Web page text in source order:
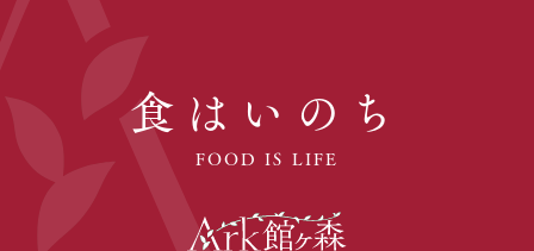
食はいのち
FOOD IS LIFE